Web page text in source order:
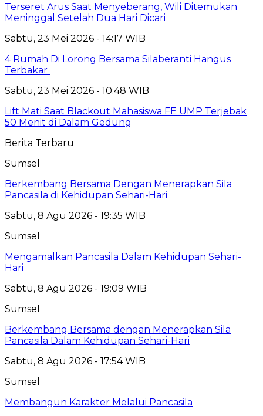
Terseret Arus Saat Menyeberang, Wili Ditemukan
Meninggal Setelah Dua Hari Dicari
Sabtu, 23 Mei 2026 - 14:17 WIB
4 Rumah Di Lorong Bersama Silaberanti Hangus
Terbakar
Sabtu, 23 Mei 2026 - 10:48 WIB
Lift Mati Saat Blackout Mahasiswa FE UMP Terjebak
50 Menit di Dalam Gedung
Berita Terbaru
Sumsel
Berkembang Bersama Dengan Menerapkan Sila
Pancasila di Kehidupan Sehari-Hari
Sabtu, 8 Agu 2026 - 19:35 WIB
Sumsel
Mengamalkan Pancasila Dalam Kehidupan Sehari-
Hari
Sabtu, 8 Agu 2026 - 19:09 WIB
Sumsel
Berkembang Bersama dengan Menerapkan Sila
Pancasila Dalam Kehidupan Sehari-Hari
Sabtu, 8 Agu 2026 - 17:54 WIB
Sumsel
Membangun Karakter Melalui Pancasila